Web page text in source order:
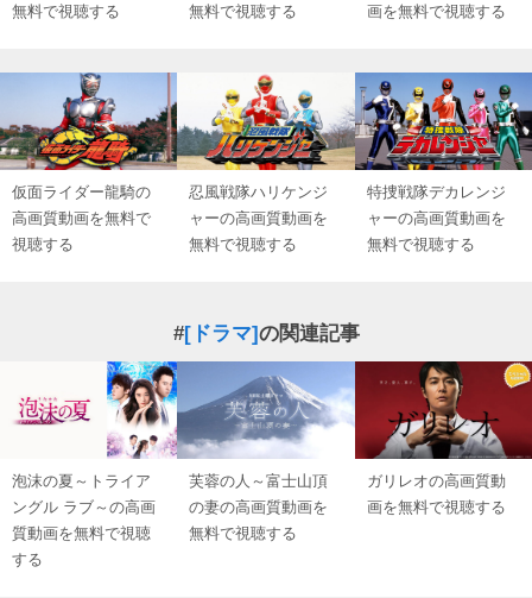
無料で視聴する
無料で視聴する
画を無料で視聴する
仮面ライダー龍騎の
高画質動画を無料で
視聴する
忍風戦隊ハリケンジ
ャーの高画質動画を
無料で視聴する
特捜戦隊デカレンジ
ャーの高画質動画を
無料で視聴する
#[ドラマ]の関連記事
泡沫の夏～トライア
ングル ラブ～の高画
質動画を無料で視聴
する
芙蓉の人～富士山頂
の妻の高画質動画を
無料で視聴する
ガリレオの高画質動
画を無料で視聴する